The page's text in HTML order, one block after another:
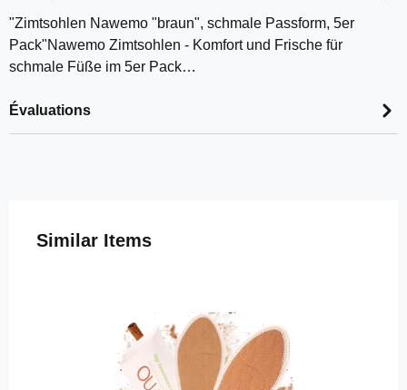
"Zimtsohlen Nawemo "braun", schmale Passform, 5er
Pack"Nawemo Zimtsohlen - Komfort und Frische für
schmale Füße im 5er Pack…
Évaluations
Ignorer la galerie de produits
Similar Items